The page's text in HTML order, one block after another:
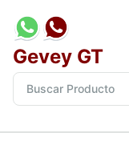
Gevey GT